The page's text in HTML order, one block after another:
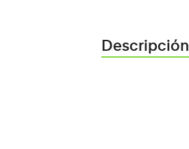
Descripción